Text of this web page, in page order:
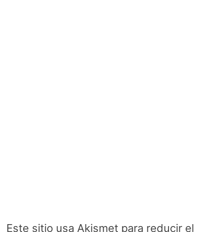
Este sitio usa Akismet para reducir el